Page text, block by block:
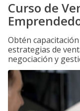
Curso de
Obtén
estrategias de
negociación y